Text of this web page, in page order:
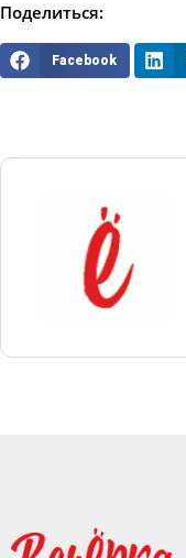
Поделиться:
Facebook